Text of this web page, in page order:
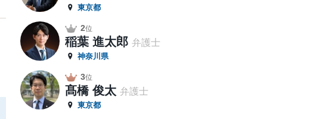
東京都
2位
稲葉 進太郎 弁護士
神奈川県
3位
髙橋 俊太 弁護士
東京都